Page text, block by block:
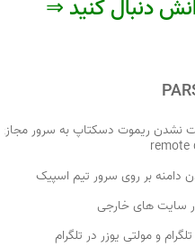
دنبال کنید ⇒
نشدن ریموت دسکتاپ به سرور
remote
بر روی سرور تیم اسپیک
سایت های خارجی
و مولتی یوزر در تلگرام